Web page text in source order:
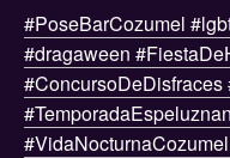
#PoseBarCozumel
#dragaween
#ConcursoDeDisfraces
#VidaNocturnaCozumel